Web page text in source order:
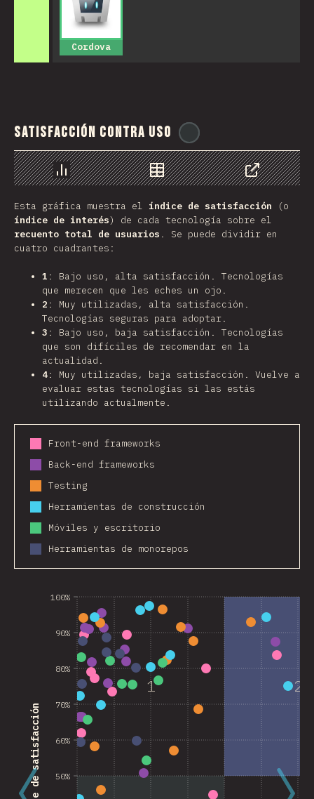
Cordova
Satisfacción contra uso
Gráfico Datos
Compartir
Esta gráfica muestra el índice de satisfacción (o
índice de interés) de cada tecnología sobre el
recuento total de usuarios . Se puede dividir en
cuatro cuadrantes:
1 : Bajo uso, alta satisfacción. Tecnologías
que merecen que les eches un ojo.
2 : Muy utilizadas, alta satisfacción.
Tecnologías seguras para adoptar.
3 : Bajo uso, baja satisfacción. Tecnologías
que son difíciles de recomendar en la
actualidad.
4: Muy utilizadas, baja satisfacción. Vuelve a
evaluar estas tecnologías si las estás
utilizando actualmente.
Front-end frameworks
Back-end frameworks
Testing
Herramientas de construcción
Móviles y escritorio
Herramientas de monorepos
1 2
50%
60%
70%
80%
90%
100%